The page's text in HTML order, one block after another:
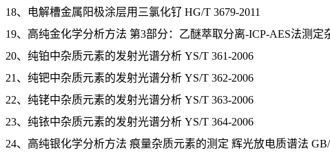
18、电解槽金属阳极涂层用三氯化钌 HG/T 3679-2011
19、高纯金化学分析方法 第3部分：乙醚萃取分离-ICP-AES法测定
20、纯铂中杂质元素的发射光谱分析 YS/T 361-2006
21、纯钯中杂质元素的发射光谱分析 YS/T 362-2006
22、纯铑中杂质元素的发射光谱分析 YS/T 363-2006
23、纯铱中杂质元素的发射光谱分析 YS/T 364-2006
24、高纯银化学分析方法 痕量杂质元素的测定 辉光放电质谱法 GB/